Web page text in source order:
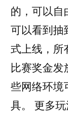
的，可以自
可以看到抽
式上线，所
比赛奖金发
些网络环境
具。 更多